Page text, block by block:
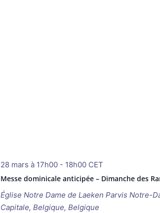
Messe dominicale anticipée – Dimanche des
28 mars à 17h00- 18h00 CET
Église Notre Dame de Laeken Parvis Notre-
Capitale, Belgique, Belgique